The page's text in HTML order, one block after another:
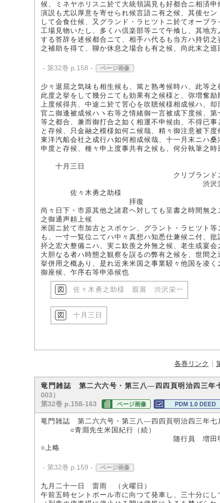
候、ミネヤホリスニ於て大統領謁見も好都合ニ相済
演説も尤以厚意を寄せられ候言語ニ有之候、其後セ
して会食仕候、又グランド・ラヒツトニ於てオーブ
工場見物いたし、多くハ倶楽部等ニて午飧し、其地
する答辞を述候都合ニて、相手ハ代るも当方ハ持切
之補助を得て、聊か休息之場合も有之候、尚此末之
- 第32巻 p.158 - ページ画像
少々退屈之気味も相生候も、篤と熟考候時ハ、此等
此度之挙をして幾分ニても効果有之候様と、弥増奮
上度候得共、中途ニ於て苦心を吹聴候様相成候ハ、
官ニ御逢被成候ハヽ右等之情緒御一言被成下度候、
等之都合、兼而御打合之如く相運不申候由、不得已
と存候、只金融之模様如何ニ候哉、精々御注意被下度
東洋汽船会社之成行ハ如何相成候哉、十一月末ニハ
申度と存候、種々申上度事共有之候も、何分執筆之
十月三日
クリブランドニ於
渋沢栄
佐々木勇之助様
拝復
尚々日下・市原其他之諸君ヘ対しても呈書之時間無
之御通声頼上候
米国ニ於て市加古とスポケン、グラント・ラヒツト
も、一寸一覧位ニてハ中々真想ハ知悉仕兼候ニ付、
抔之宏大整備ニハ、実ニ欽羨之外無之候、老生或宴
大胆なる者ハ時態之観察を誤るの弊有之候を、世間
挙併用之概あり、是れ近来米国之事業駸々他国を凌
御座候、乍序右等申添候也
佐々木勇之助様 親展 渋沢栄一
十月三日
各巻リンク
竜門雑誌 第二六六号・第三八―四四頁明治四三
003）
第32巻 p.158-163
ページ画像 PDM 1.0 DEED
竜門雑誌 第二六六号・第三八―四四頁明治四三年七
○青淵先生米国紀行（続）
随行員 増田明
○上略
- 第32巻 p.159 - ページ画像
九月二十一日 雷雨 （火曜日）
午前五時セントポール市に向つて発車し、三十分に